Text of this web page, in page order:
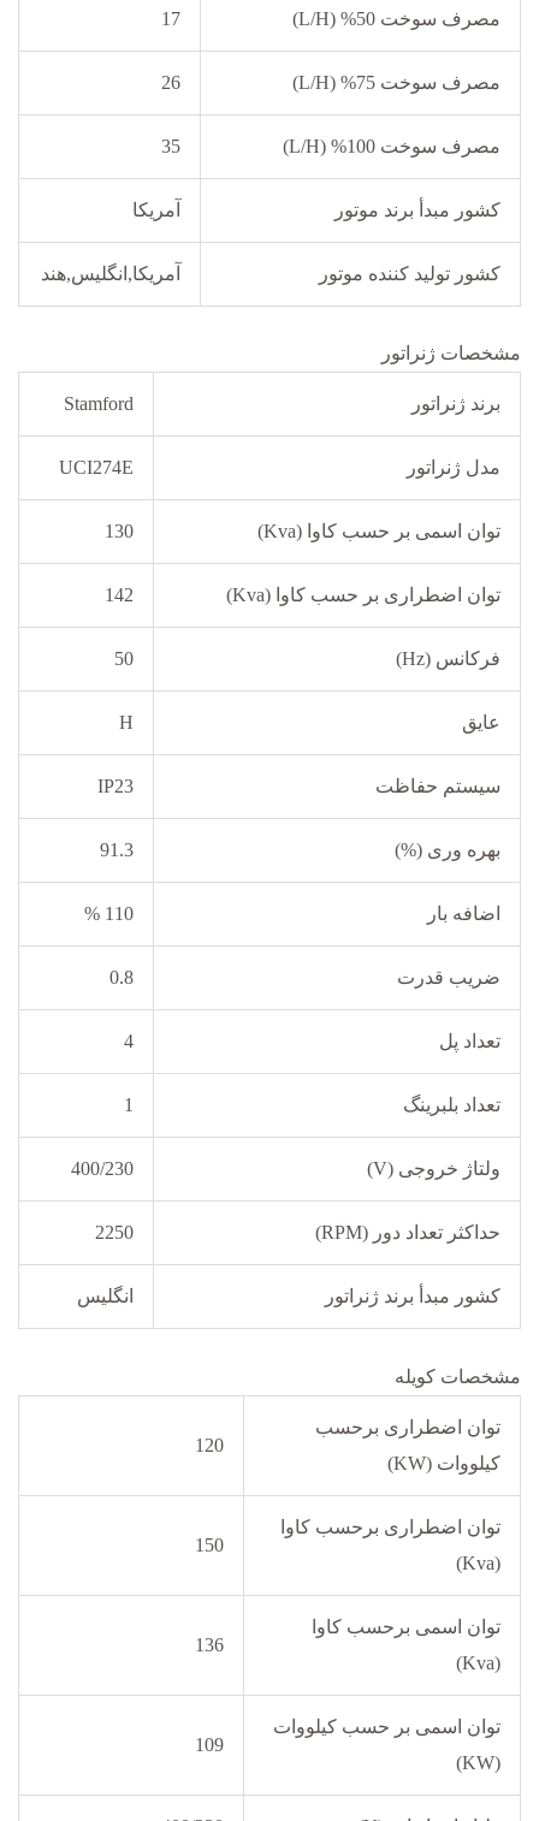
مصرف سوخت 50% (L/H) 17
مصرف سوخت 75% (L/H) 26
مصرف سوخت 100% (L/H) 35
کشور مبدأ برند موتور آمریکا
کشور تولید کننده موتور آمریکا,انگلیس,هند
مشخصات ژنراتور
برند ژنراتور Stamford
مدل ژنراتور UCI274E
توان اسمی بر حسب کاوا (Kva) 130
توان اضطراری بر حسب کاوا (Kva) 142
فرکانس (Hz) 50
عایق H
سیستم حفاظت IP23
بهره وری (%) 91.3
اضافه بار 110 %
ضریب قدرت 0.8
تعداد پل 4
تعداد بلبرینگ 1
ولتاژ خروجی (V) 400/230
حداکثر تعداد دور (RPM) 2250
کشور مبدأ برند ژنراتور انگلیس
مشخصات کویله
توان اضطراری برحسب
کیلووات (KW)
120
توان اضطراری برحسب کاوا
(Kva)
150
توان اسمی برحسب کاوا
(Kva)
136
توان اسمی بر حسب کیلووات
(KW)
109